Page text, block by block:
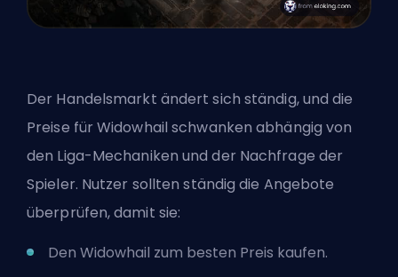
Der Handelsmarkt ändert sich ständig, und die
Preise für Widowhail schwanken abhängig von
den Liga-Mechaniken und der Nachfrage der
Spieler. Nutzer sollten ständig die Angebote
überprüfen, damit sie:
Den Widowhail zum besten Preis kaufen.